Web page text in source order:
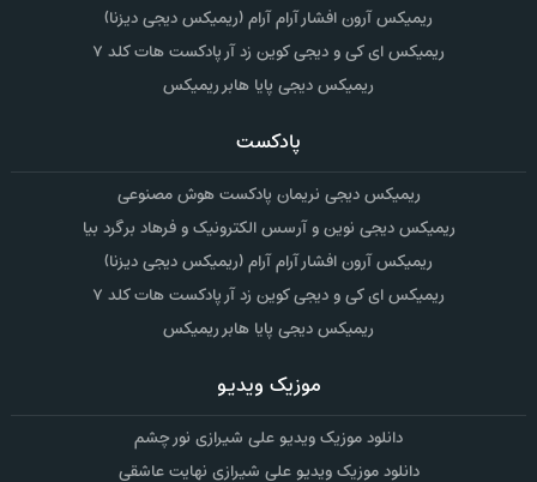
ریمیکس آرون افشار آرام آرام (ریمیکس دیجی دیزنا)
ریمیکس ای کی و دیجی کوین زد آر پادکست هات کلد ۷
ریمیکس دیجی پایا هابر ریمیکس
پادکست
ریمیکس دیجی نریمان پادکست هوش مصنوعی
ریمیکس دیجی نوین و آرسس الکترونیک و فرهاد برگرد بیا
ریمیکس آرون افشار آرام آرام (ریمیکس دیجی دیزنا)
ریمیکس ای کی و دیجی کوین زد آر پادکست هات کلد ۷
ریمیکس دیجی پایا هابر ریمیکس
موزیک ویدیو
دانلود موزیک ویدیو علی شیرازی نور چشم
دانلود موزیک ویدیو علی شیرازی نهایت عاشقی